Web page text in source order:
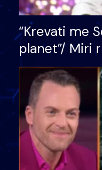
“Krevati me
planet”/ Miri
bukura në
mungojë